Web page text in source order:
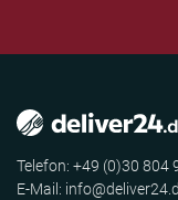
Telefon: +49 (0)30 804
E-Mail: